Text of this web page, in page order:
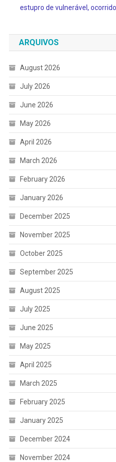
estupro de vulnerável,
ARQUIVOS
August 2026
July 2026
June 2026
May 2026
April 2026
March 2026
February 2026
January 2026
December 2025
November 2025
October 2025
September 2025
August 2025
July 2025
June 2025
May 2025
April 2025
March 2025
February 2025
January 2025
December 2024
November 2024